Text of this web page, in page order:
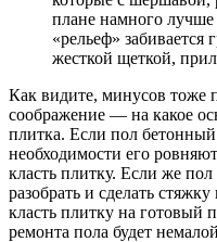
плане намного
«рельеф» забивается
жесткой щеткой,
Как видите, минусов тоже
соображение — на какое
плитка. Если пол
необходимости его
класть плитку. Если же
разобрать и сделать
класть плитку на готовый
ремонта пола будет